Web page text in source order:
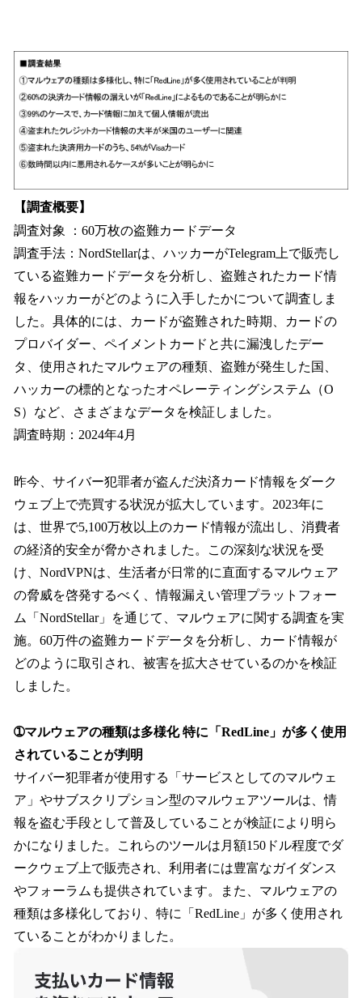
【調査概要】
調査対象 ：60万枚の盗難カードデータ
調査手法：NordStellarは、ハッカーがTelegram上で販売し
ている盗難カードデータを分析し、盗難されたカード情
報をハッカーがどのように入手したかについて調査しま
した。具体的には、カードが盗難された時期、カードの
プロバイダー、ペイメントカードと共に漏洩したデー
タ、使用されたマルウェアの種類、盗難が発生した国、
ハッカーの標的となったオペレーティングシステム（O
S）など、さまざまなデータを検証しました。
調査時期：2024年4月
昨今、サイバー犯罪者が盗んだ決済カード情報をダーク
ウェブ上で売買する状況が拡大しています。2023年に
は、世界で5,100万枚以上のカード情報が流出し、消費者
の経済的安全が脅かされました。この深刻な状況を受
け、NordVPNは、生活者が日常的に直面するマルウェア
の脅威を啓発するべく、情報漏えい管理プラットフォー
ム「NordStellar」を通じて、マルウェアに関する調査を実
施。60万件の盗難カードデータを分析し、カード情報が
どのように取引され、被害を拡大させているのかを検証
しました。
➀マルウェアの種類は多様化 特に「RedLine」が多く使用
されていることが判明
サイバー犯罪者が使用する「サービスとしてのマルウェ
ア」やサブスクリプション型のマルウェアツールは、情
報を盗む手段として普及していることが検証により明ら
かになりました。これらのツールは月額150ドル程度でダ
ークウェブ上で販売され、利用者には豊富なガイダンス
やフォーラムも提供されています。また、マルウェアの
種類は多様化しており、特に「RedLine」が多く使用され
ていることがわかりました。